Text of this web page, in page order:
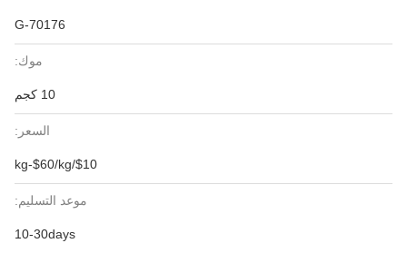
G-70176
موك:
10 كجم
السعر:
$10/kg-$60/kg
موعد التسليم:
10-30days